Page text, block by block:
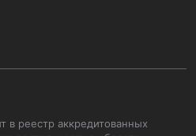
в реестр аккредитованных